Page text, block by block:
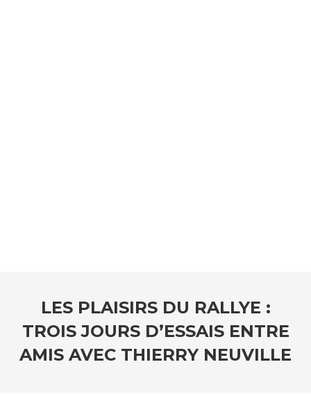
LES PLAISIRS DU RALLYE :
TROIS JOURS D’ESSAIS ENTRE
AMIS AVEC THIERRY NEUVILLE